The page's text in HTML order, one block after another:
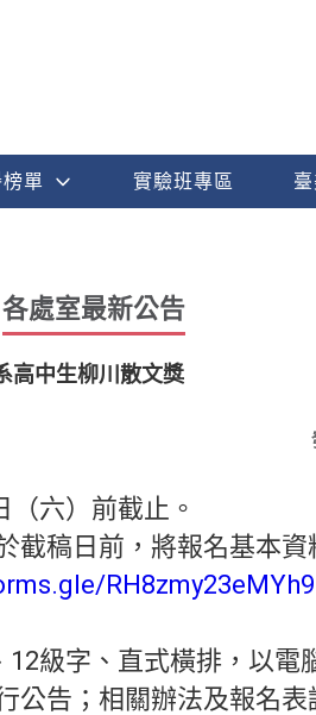
單 實驗班專區
各處室最新公告
高中生柳川散文獎
六）前截止。
截稿日前，將報名基本資
級字、直式橫排，以電
公告；相關辦法及報名表